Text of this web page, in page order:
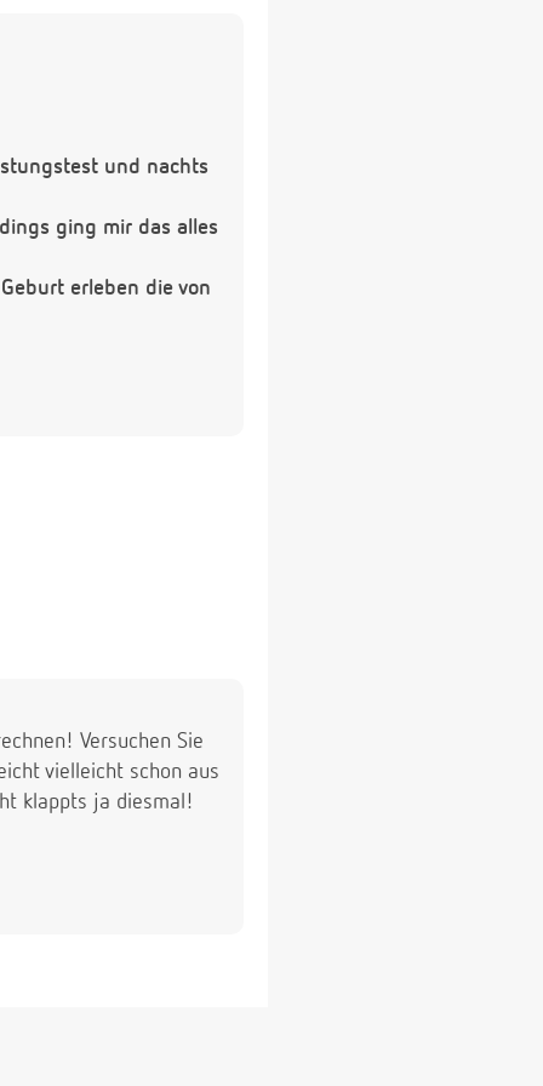
und nachts
ging mir das alles
erleben die von
Versuchen Sie
vielleicht schon aus
klappts ja diesmal!